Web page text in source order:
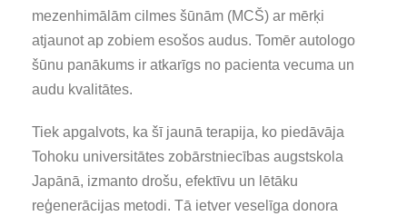
mezenhimālām cilmes šūnām (MCŠ) ar mērķi
atjaunot ap zobiem esošos audus. Tomēr autologo
šūnu panākums ir atkarīgs no pacienta vecuma un
audu kvalitātes.
Tiek apgalvots, ka šī jaunā terapija, ko piedāvāja
Tohoku universitātes zobārstniecības augstskola
Japānā, izmanto drošu, efektīvu un lētāku
reģenerācijas metodi. Tā ietver veselīga donora